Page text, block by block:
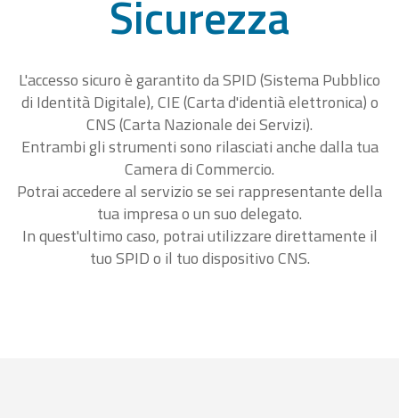
Sicurezza
L'accesso sicuro è garantito da SPID (Sistema Pubblico
di Identità Digitale), CIE (Carta d'identià elettronica) o
CNS (Carta Nazionale dei Servizi).
Entrambi gli strumenti sono rilasciati anche dalla tua
Camera di Commercio.
Potrai accedere al servizio se sei rappresentante della
tua impresa o un suo delegato.
In quest'ultimo caso, potrai utilizzare direttamente il
tuo SPID o il tuo dispositivo CNS.